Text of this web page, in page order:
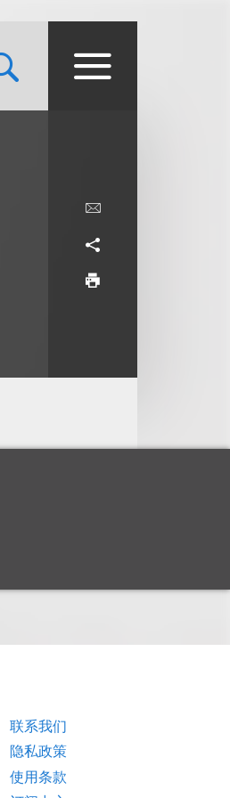
联系我们
隐私政策
使用条款